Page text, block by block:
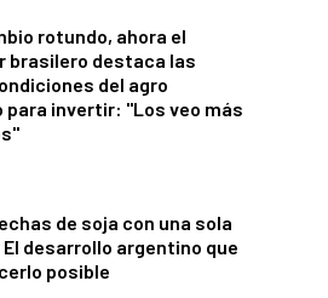
rotundo, ahora el
brasilero destaca las
del agro
para invertir: "Los veo más
de soja con una sola
desarrollo argentino que
posible